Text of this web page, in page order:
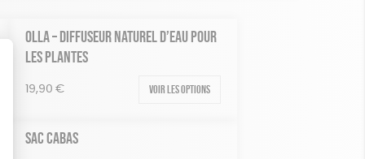
OLLA – DIFFUSEUR NATUREL D’EAU POUR
LES PLANTES
19,90 € Voir les options
SAC CABAS